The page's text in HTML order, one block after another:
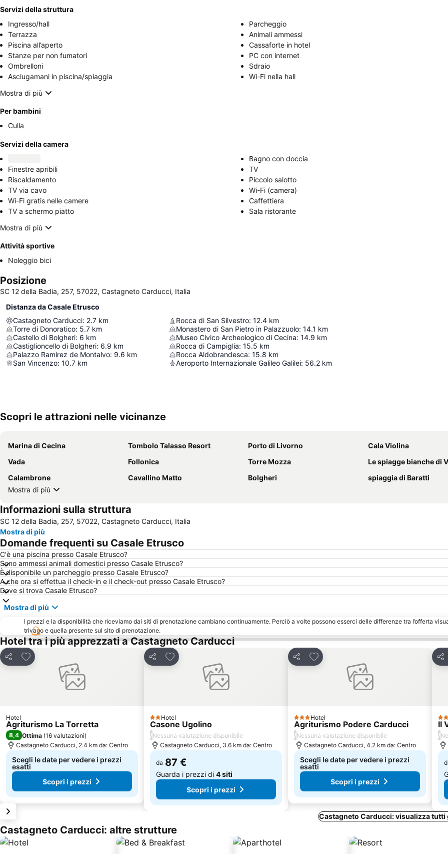
Servizi della struttura
Ingresso/hall
Parcheggio
Terrazza
Animali ammessi
Piscina all’aperto
Cassaforte in hotel
Stanze per non fumatori
PC con internet
Ombrelloni
Sdraio
Asciugamani in piscina/spiaggia
Wi-Fi nella hall
Mostra di più
Per bambini
Culla
Servizi della camera
Bagno con doccia
Finestre apribili
TV
Riscaldamento
Piccolo salotto
TV via cavo
Wi-Fi (camera)
Wi-Fi gratis nelle camere
Caffettiera
TV a schermo piatto
Sala ristorante
Mostra di più
Attività sportive
Noleggio bici
Posizione
SC 12 della Badia, 257, 57022, Castagneto Carducci, Italia
Distanza da Casale Etrusco
Castagneto Carducci: 2.7 km
Torre di Donoratico: 5.7 km
Castello di Bolgheri: 6 km
Castiglioncello di Bolgheri: 6.9 km
Palazzo Ramirez de Montalvo: 9.6 km
San Vincenzo: 10.7 km
Rocca di San Silvestro: 12.4 km
Monastero di San Pietro in Palazzuolo: 14.1 km
Museo Civico Archeologico di Cecina: 14.9 km
Rocca di Campiglia: 15.5 km
Rocca Aldobrandesca: 15.8 km
Aeroporto Internazionale Galileo Galilei: 56.2 km
Scopri le attrazioni nelle vicinanze
Marina di Cecina Tombolo Talasso Resort Porto di Livorno
Cala Violina
Vada
Follonica Torre Mozza
Le spiagge bianche di
Calambrone
Cavallino Matto Bolgheri
spiaggia di Baratti
Mostra di più
Informazioni sulla struttura
SC 12 della Badia, 257, 57022, Castagneto Carducci, Italia
Mostra di più
Domande frequenti su Casale Etrusco
C'è una piscina presso Casale Etrusco?
Sono ammessi animali domestici presso Casale Etrusco?
È disponibile un parcheggio presso Casale Etrusco?
A che ora si effettua il check-in e il check-out presso Casale Etrusco?
Dove si trova Casale Etrusco?
Mostra di più
I prezzi e la disponibilità che riceviamo dai siti di prenotazione cambiano continuamente. Perciò a volte possono esserci delle differenze tra l’offerta
trivago e quella presente sul sito di prenotazione.
Hotel tra i più apprezzati a Castagneto Carducci
Condividi
Aggiungi ai preferiti
Hotel
Agriturismo La Torretta
8,4 Ottima (16 valutazioni)
Castagneto Carducci, 2.4 km da: Centro
Scegli le date per vedere i prezzi
esatti
Scopri i prezzi
Condividi
Aggiungi ai preferiti
2 Stelle
Hotel
Casone Ugolino
/Nessuna valutazione disponibile
Castagneto Carducci, 3.6 km da: Centro
da 87 €
Guarda i prezzi di 4 siti
Scopri i prezzi
Condividi
Aggiungi ai preferiti
3 StelleHotel
Agriturismo Podere Carducci
/Nessuna valutazione disponibile
Castagneto Carducci, 4.2 km da: Centro
Scegli le date per vedere i prezzi
esatti
Scopri i prezzi
4
Il
/
Castagneto Carducci: visualizza tutti
Castagneto Carducci: altre strutture